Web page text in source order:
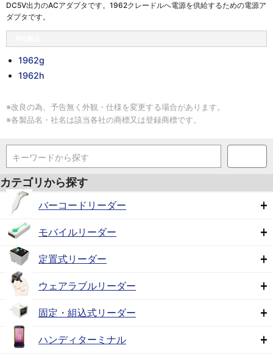
DC5V出力のACアダプタです。1962クレードルへ電源を供給するための電源ア
ダプタです。
1962g
1962h
※改良の為、予告無く外観・仕様を変更する場合があります。
※各製品名・社名は該当各社の商標又は登録商標です。
キーワードから探す
カテゴリから探す
バーコードリーダー
モバイルリーダー
定置式リーダー
ウェアラブルリーダー
固定・組込式リーダー
ハンディターミナル